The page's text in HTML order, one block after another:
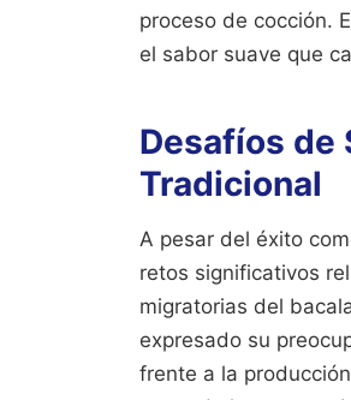
proceso de cocción.
el sabor suave que
Desafíos de
Tradicional
A pesar del éxito
retos significativos
migratorias del
expresado su
frente a la